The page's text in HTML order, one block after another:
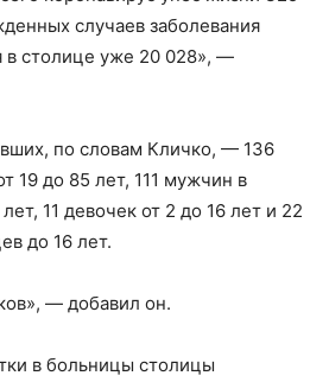
случаев заболевания
в столице уже 20 028», —
по словам Кличко, — 136
19 до 85 лет, 111 мужчин в
11 девочек от 2 до 16 лет и 22
до 16 лет.
— добавил он.
в больницы столицы